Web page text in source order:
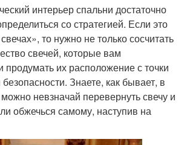
Актуальные цветы
интерьер спальни достаточно
со стратегией. Если это
то нужно не только сосчитать
свечей, которые вам
продумать их расположение с точки
Знаете, как бывает, в
невзначай перевернуть свечу и
обжечься самому, наступив на